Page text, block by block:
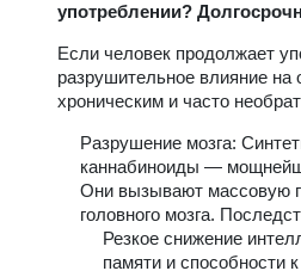
употреблении?
Если человек продолжает
разрушительное влияние на
хроническим и часто
Разрушение мозга:
каннабиноиды —
Они вызывают массовую
головного мозга.
Резкое снижение
памяти и способности